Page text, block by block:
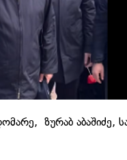
ზურაბ აბაშიძე,